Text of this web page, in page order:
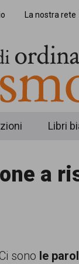
La nostra rete
Libri
a
sono le